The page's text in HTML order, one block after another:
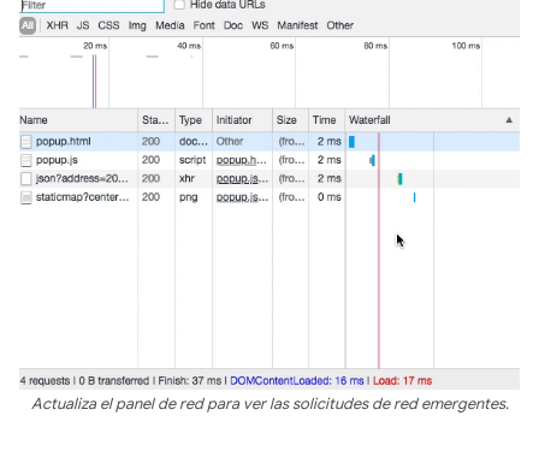
Actualiza el panel de red para ver las solicitudes de red emergentes.